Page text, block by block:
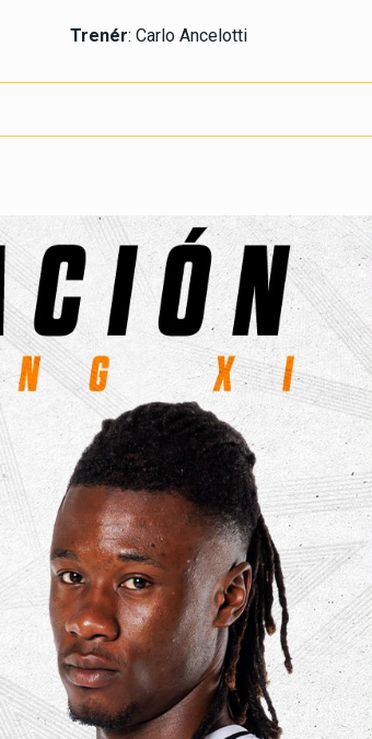
Trenér: Carlo Ancelotti